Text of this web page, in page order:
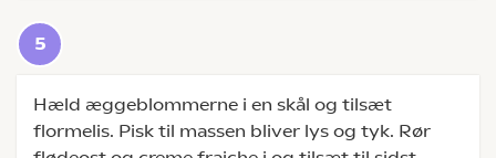
Hæld æggeblommerne i en skål og tilsæt
flormelis. Pisk til massen bliver lys og tyk. Rør